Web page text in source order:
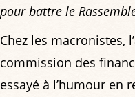
pour battre le
Chez les macronistes,
commission des
essayé à l’humour en